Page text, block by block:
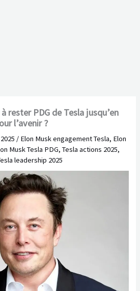
rester PDG de Tesla jusqu’en
l’avenir ?
/ Elon Musk engagement Tesla, Elon
Musk Tesla PDG,Tesla actions 2025,
leadership 2025